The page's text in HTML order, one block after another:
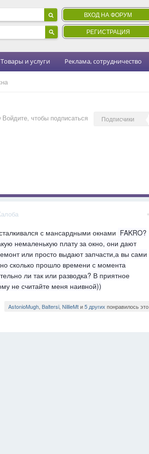
ВХОД НА ФОРУМ
РЕГИСТРАЦИЯ
Товары и услуги Реклама, сотрудничество
Войдите, чтобы подписаться Подписчики
с мансардными окнами FAKRO?
немаленькую плату за окно, они дают
или просто выдают запчасти,а вы сами
сколько прошло времени с момента
ли так или разводка? В приятное
не считайте меня наивной))
AstonioMugh, Baltersi, NillieMtи5 других понравилось это